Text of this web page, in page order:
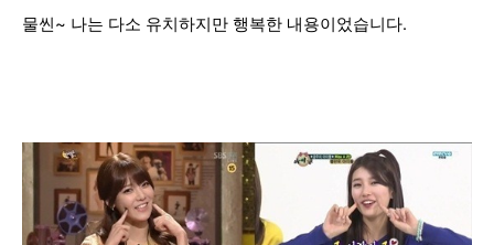
물씬~ 나는 다소 유치하지만 행복한 내용이었습니다.